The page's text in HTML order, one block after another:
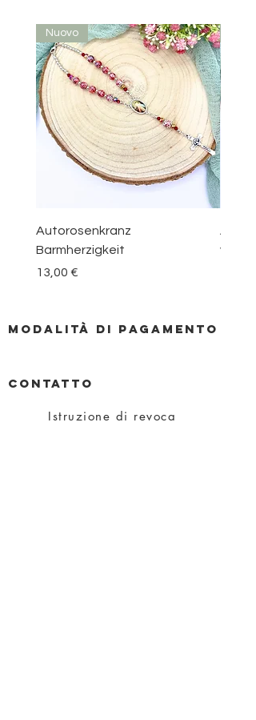
Nuovo
Autorosenkranz
Barmherzigkeit
Prezzo
13,00 €
vom
Modalità di pagamento
CONTATTO
Istruzione di revoca